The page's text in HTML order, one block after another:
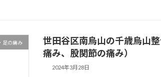
足の痛み
世田谷区南烏山の千歳烏山
痛み、股関節の痛み）
2024年3月28日